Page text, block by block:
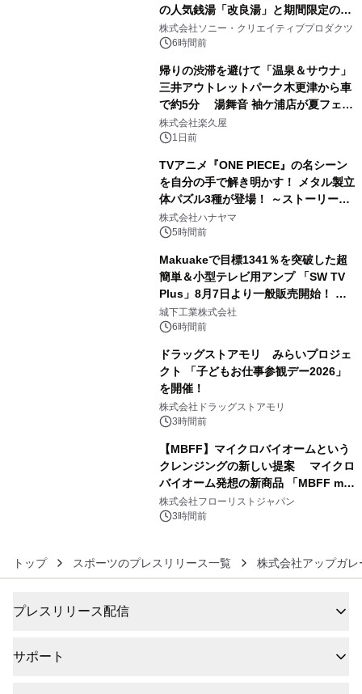
の人気銭湯「改良湯」と期間限定のコ
ラボレーション サウナイキタイコラ
ボグッズも発売決定！
株式会社ソニー・クリエイティブプロダクツ
6時間前
帰りの渋滞を避けて「温泉＆サウナ」
三井アウトレットパーク木更津から車
で約5分 湯舞音 袖ケ浦店が夏フェア
メニューを提供
株式会社楽久屋
1日前
TVアニメ『ONE PIECE』の名シーン
を自分の手で解き明かす！ メタル製立
体パズル3種が登場！ ～ストーリーと
ギミックが融合した 大人の体験型パズ
ルが8月7日(金)12時より先行予約受付
株式会社ハナヤマ
5時間前
Makuakeで目標1341％を突破した超
簡単＆小型テレビ用アンプ 「SW TV
Plus」8月7日より一般販売開始！ ケ
ーブル1本つなぐだけ、テレビの音が
ぐっと豊かに
城下工業株式会社
6時間前
ドラッグストアモリ みらいプロジェ
クト 「子どもお仕事参観デー2026」
を開催！
株式会社ドラッグストアモリ
3時間前
【MBFF】マイクロバイオームという
クレンジングの新しい提案 マイクロ
バイオーム発想の新商品 「MBFF mb
クレンジングPRO」を2026年8月6日
発売
株式会社フローリストジャパン
3時間前
トップ スポーツのプレスリリース一覧 株式会社アップガレ
プレスリリース配信
サポート